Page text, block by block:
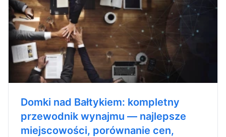
Domki nad Bałtykiem: kompletny
przewodnik wynajmu — najlepsze
miejscowości, porównanie cen,